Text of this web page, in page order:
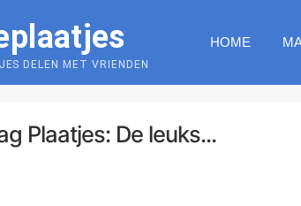
DELEN MET VRIENDEN
HOME
Plaatjes: De leuks...